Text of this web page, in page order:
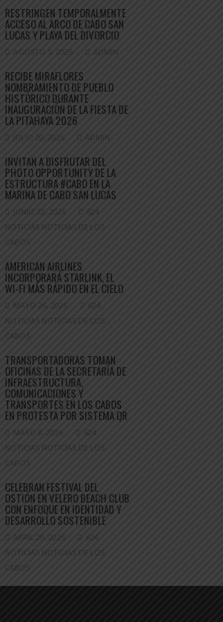
RESTRINGEN TEMPORALMENTE
ACCESO AL ARCO DE CABO SAN
LUCAS Y PLAYA DEL DIVORCIO
AGOSTO 5, 2026 ADMIN
RECIBE MIRAFLORES
NOMBRAMIENTO DE PUEBLO
HISTÓRICO DURANTE
INAUGURACIÓN DE LA FIESTA DE
LA PITAHAYA 2026
JULIO 20, 2026 ADMIN
INVITAN A DISFRUTAR DEL
PHOTO OPPORTUNITY DE LA
ESTRUCTURA #CABO EN LA
MARINA DE CABO SAN LUCAS
JUNIO 22, 2026
624
NOTICIAS NOTICIAS DE LOS
CABOS
AMERICAN AIRLINES
INCORPORARÁ STARLINK, EL
WI-FI MÁS RÁPIDO EN EL CIELO
MAYO 26, 2026
624
NOTICIAS NOTICIAS DE LOS
CABOS
TRANSPORTADORAS TOMAN
OFICINAS DE LA SECRETARÍA DE
INFRAESTRUCTURA,
COMUNICACIONES Y
TRANSPORTES EN LOS CABOS
EN PROTESTA POR SISTEMA QR
MAYO 8, 2026
624
NOTICIAS NOTICIAS DE LOS
CABOS
CELEBRAN FESTIVAL DEL
OSTIÓN EN VELERO BEACH CLUB
CON ENFOQUE EN IDENTIDAD Y
DESARROLLO SOSTENIBLE
ABRIL 20, 2026
624
NOTICIAS NOTICIAS DE LOS
CABOS